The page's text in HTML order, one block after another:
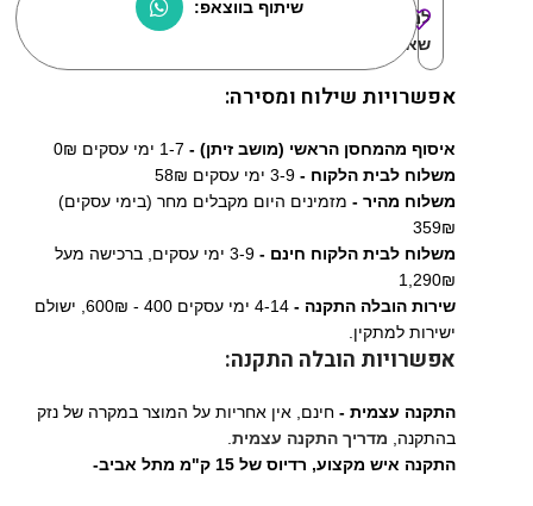
למוצרים
שאהבתי:
שיתוף בווצאפ:
אפשרויות שילוח ומסירה:
איסוף מהמחסן הראשי (מושב זיתן) -
משלוח לבית הלקוח - 3-9 ימי עסקים 58₪
משלוח מהיר - מזמינים היום מקבלים מחר (בימי עסקים)
359₪
משלוח לבית הלקוח חינם -
3-9 ימי עסקים, ברכישה מעל
1,290₪
שירות הובלה התקנה -
4-14 ימי עסקים 400 - 600₪, ישולם
ישירות למתקין.
אפשרויות הובלה התקנה:
התקנה עצמית - חינם, אין אחריות על המוצר במקרה של נזק
בהתקנה, מדריך התקנה עצמית
התקנה איש מקצוע, רדיוס של 15 ק"מ מתל אביב-